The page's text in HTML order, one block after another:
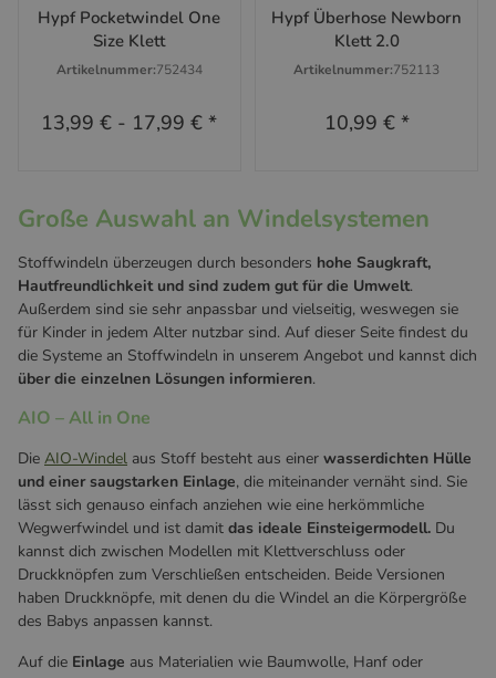
Hypf Pocketwindel One
Size Klett
Artikelnummer:752434
13,99 € - 17,99 €*
Hypf Überhose Newborn
Klett 2.0
Artikelnummer:752113
10,99 € *
Große Auswahl an Windelsystemen
Stoffwindeln überzeugen durch besonders hohe Saugkraft,
Hautfreundlichkeit und sind zudem gut für die Umwelt.
Außerdem sind sie sehr anpassbar und vielseitig, weswegen sie
für Kinder in jedem Alter nutzbar sind. Auf dieser Seite findest du
die Systeme an Stoffwindeln in unserem Angebot und kannst dich
über die einzelnen Lösungen informieren.
AIO – All in One
Die AIO-Windel aus Stoff besteht aus einer wasserdichten Hülle
und einer saugstarken Einlage, die miteinander vernäht sind. Sie
lässt sich genauso einfach anziehen wie eine herkömmliche
Wegwerfwindel und ist damit das ideale Einsteigermodell. Du
kannst dich zwischen Modellen mit Klettverschluss oder
Druckknöpfen zum Verschließen entscheiden. Beide Versionen
haben Druckknöpfe, mit denen du die Windel an die Körpergröße
des Babys anpassen kannst.
Auf die Einlage aus Materialien wie Baumwolle, Hanf oder